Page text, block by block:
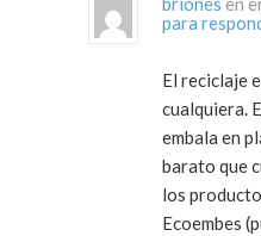
para
El reciclaje
cualquiera.
embala en
barato que
los
Ecoembes